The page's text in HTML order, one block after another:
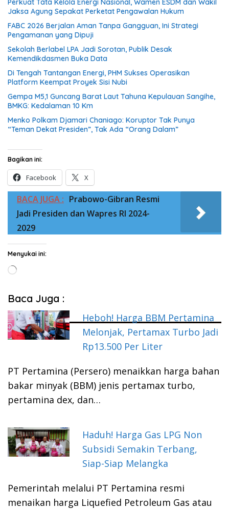
Perkuat Tata Kelola Energi Nasional, Wamen ESDM dan Wakil
Jaksa Agung Sepakat Perketat Pengawalan Hukum
FABC 2026 Berjalan Aman Tanpa Gangguan, Ini Strategi
Pengamanan yang Dipuji
Sekolah Berlabel LPA Jadi Sorotan, Publik Desak
Kemendikdasmen Buka Data
Di Tengah Tantangan Energi, PHM Sukses Operasikan
Platform Keempat Proyek Sisi Nubi
Gempa M5,1 Guncang Barat Laut Tahuna Kepulauan Sangihe,
BMKG: Kedalaman 10 Km
Menko Polkam Djamari Chaniago: Koruptor Tak Punya
“Teman Dekat Presiden”, Tak Ada “Orang Dalam”
Bagikan ini:
Facebook X
BACA JUGA : Prabowo-Gibran Resmi
Jadi Presiden dan Wapres RI 2024-
2029
Menyukai ini:
Memuat...
Baca Juga :
Heboh! Harga BBM Pertamina
Melonjak, Pertamax Turbo Jadi
Rp13.500 Per Liter
PT Pertamina (Persero) menaikkan harga bahan
bakar minyak (BBM) jenis pertamax turbo,
pertamina dex, dan…
Haduh! Harga Gas LPG Non
Subsidi Semakin Terbang,
Siap-Siap Melangka
Pemerintah melalui PT Pertamina resmi
menaikan harga Liquefied Petroleum Gas atau